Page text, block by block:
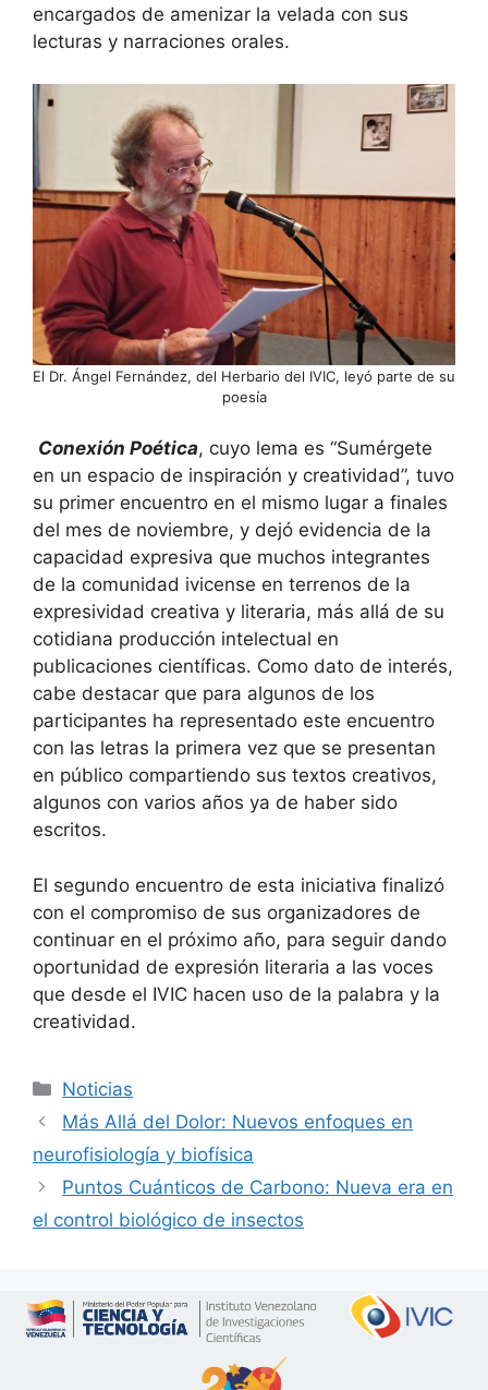
encargados de amenizar la velada con sus
lecturas y narraciones orales.
El Dr. Ángel Fernández, del Herbario del IVIC, leyó parte de su
poesía
Conexión Poética, cuyo lema es “Sumérgete
en un espacio de inspiración y creatividad”, tuvo
su primer encuentro en el mismo lugar a finales
del mes de noviembre, y dejó evidencia de la
capacidad expresiva que muchos integrantes
de la comunidad ivicense en terrenos de la
expresividad creativa y literaria, más allá de su
cotidiana producción intelectual en
publicaciones científicas. Como dato de interés,
cabe destacar que para algunos de los
participantes ha representado este encuentro
con las letras la primera vez que se presentan
en público compartiendo sus textos creativos,
algunos con varios años ya de haber sido
escritos.
El segundo encuentro de esta iniciativa finalizó
con el compromiso de sus organizadores de
continuar en el próximo año, para seguir dando
oportunidad de expresión literaria a las voces
que desde el IVIC hacen uso de la palabra y la
creatividad.
Noticias
Más Allá del Dolor: Nuevos enfoques en
neurofisiología y biofísica
Puntos Cuánticos de Carbono: Nueva era en
el control biológico de insectos